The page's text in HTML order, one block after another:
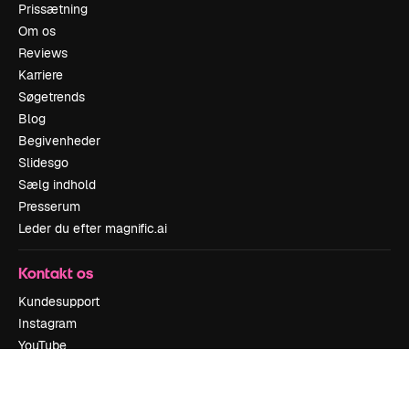
Prissætning
Om os
Reviews
Karriere
Søgetrends
Blog
Begivenheder
Slidesgo
Sælg indhold
Presserum
Leder du efter magnific.ai
Kontakt os
Kundesupport
Instagram
YouTube